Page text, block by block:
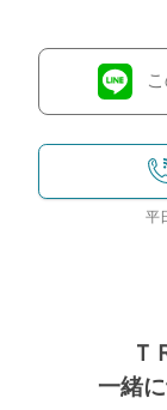
平
Ｔ
一緒